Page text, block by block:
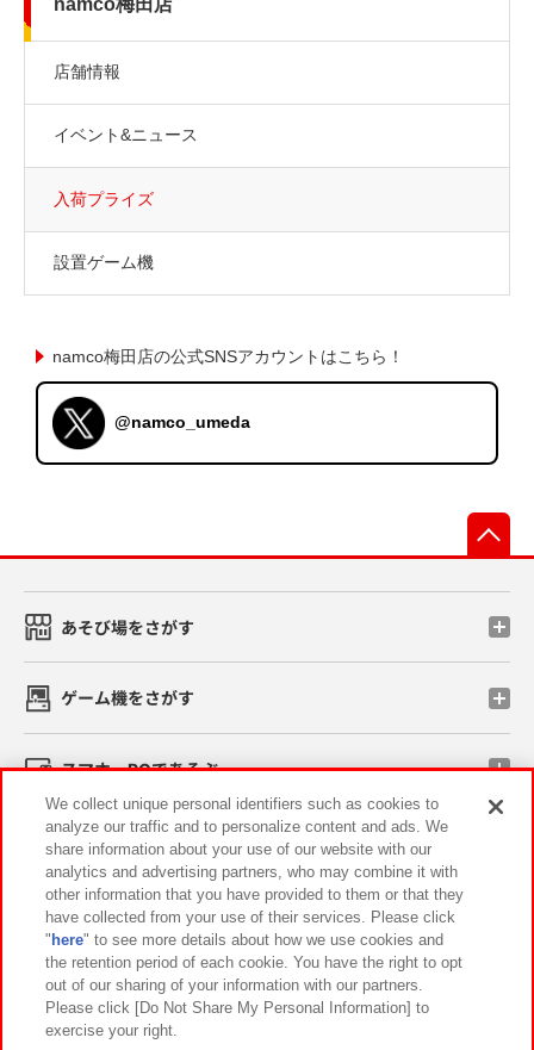
店舗情報
イベント&ニュース
入荷プライズ
設置ゲーム機
namco梅田店の公式SNSアカウントはこちら！
@namco_umeda
あそび場をさがす
ゲーム機をさがす
スマホ・PCであそぶ
イベント・キャンペーン
関連会社 サステナビリティ サイトポリシー
プライバシーポリシー ウェブアクセシビリティ方針と検証結果
お取引先さまとともに
We collect unique personal identifiers such as cookies to
analyze our traffic and to personalize content and ads. We
share information about your use of our website with our
analytics and advertising partners, who may combine it with
other information that you have provided to them or that they
have collected from your use of their services. Please click
" here" to see more details about how we use cookies and
the retention period of each cookie. You have the right to opt
out of our sharing of your information with our partners.
Please click [Do Not Share My Personal Information] to
exercise your right.